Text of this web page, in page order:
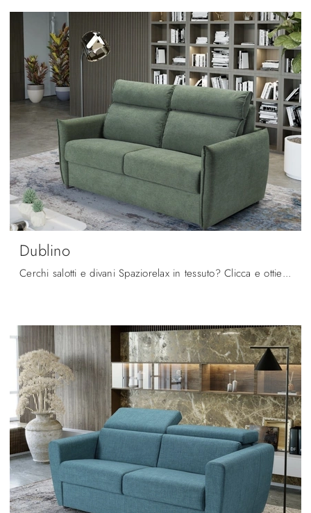
Dublino
Cerchi salotti e divani Spaziorelax in tessuto? Clicca e ottieni informazioni sul modello Dublino per spazi moderni.